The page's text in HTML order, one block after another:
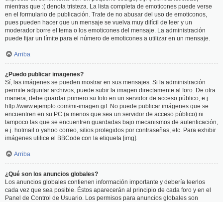
mientras que :( denota tristeza. La lista completa de emoticones puede verse
en el formulario de publicación. Trate de no abusar del uso de emoticonos,
pues pueden hacer que un mensaje se vuelva muy difícil de leer y un
moderador borre el tema o los emoticones del mensaje. La administración
puede fijar un límite para el número de emoticones a utilizar en un mensaje.
Arriba
¿Puedo publicar imagenes?
Sí, las imágenes se pueden mostrar en sus mensajes. Si la administración
permite adjuntar archivos, puede subir la imagen directamente al foro. De otra
manera, debe guardar primero su foto en un servidor de acceso público, e.j.
http://www.ejemplo.com/mi-imagen.gif. No puede publicar imágenes que se
encuentren en su PC (a menos que sea un servidor de acceso público) ni
tampoco las que se encuentren guardadas bajo mecanismos de autenticación,
e.j. hotmail o yahoo correo, sitios protegidos por contraseñas, etc. Para exhibir
imágenes utilice el BBCode con la etiqueta [img].
Arriba
¿Qué son los anuncios globales?
Los anuncios globales contienen información importante y debería leerlos
cada vez que sea posible. Éstos aparecerán al principio de cada foro y en el
Panel de Control de Usuario. Los permisos para anuncios globales son